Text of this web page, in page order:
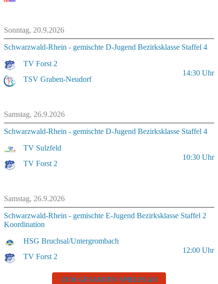
Sonntag, 20.9.2026
Schwarzwald-Rhein - gemischte D-Jugend Bezirksklasse Staffel 4
TV Forst 2
TSV Graben-Neudorf
14:30 Uhr
Samstag, 26.9.2026
Schwarzwald-Rhein - gemischte D-Jugend Bezirksklasse Staffel 4
TV Sulzfeld
TV Forst 2
10:30 Uhr
Samstag, 26.9.2026
Schwarzwald-Rhein - gemischte E-Jugend Bezirksklasse Staffel 2
Koordination
HSG Bruchsal/Untergrombach
TV Forst 2
12:00 Uhr
ZUM GESAMTEN SPIELPLAN